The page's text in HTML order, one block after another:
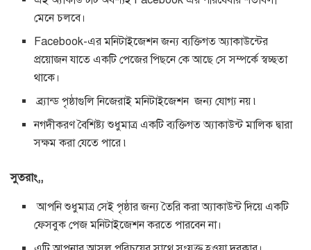
মেনে চলবে।
Facebook-এর মনিটাইজেশন জন্য ব্যক্তিগত অ্যাকাউন্টের
প্রয়োজন যাতে একটি পেজের পিছনে কে আছে সে সম্পর্কে স্বচ্ছতা
থাকে।
ব্র্যান্ড পৃষ্ঠাগুলি নিজেরাই মনিটাইজেশন জন্য যোগ্য নয় ৷
নগদীকরণ বৈশিষ্ট্য শুধুমাত্র একটি ব্যক্তিগত অ্যাকাউন্ট মালিক দ্বারা
সক্ষম করা যেতে পারে ৷
সুতরাং,,
আপনি শুধুমাত্র সেই পৃষ্ঠার জন্য তৈরি করা অ্যাকাউন্ট দিয়ে একটি
ফেসবুক পেজ মনিটাইজেশন করতে পারবেন না।